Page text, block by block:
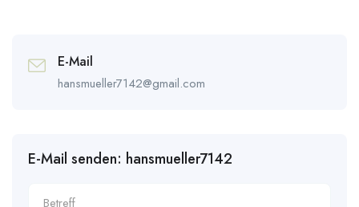
E-Mail
hansmueller7142@gmail.com
E-Mail senden: hansmueller7142